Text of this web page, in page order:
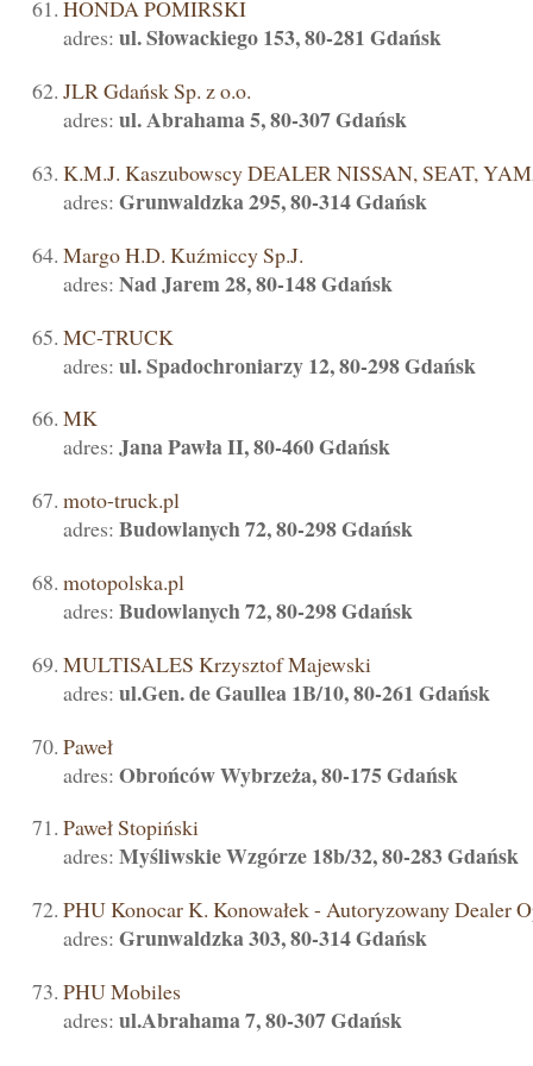
HONDA POMIRSKI
adres: ul. Słowackiego 153, 80-281 Gdańsk
JLR Gdańsk Sp. z o.o.
adres: ul. Abrahama 5, 80-307 Gdańsk
K.M.J. Kaszubowscy DEALER NISSAN, SEAT,
adres: Grunwaldzka 295, 80-314 Gdańsk
Margo H.D. Kuźmiccy Sp.J.
adres: Nad Jarem 28, 80-148 Gdańsk
MC-TRUCK
adres: ul. Spadochroniarzy 12, 80-298 Gdańsk
MK
adres: Jana Pawła II, 80-460 Gdańsk
moto-truck.pl
adres: Budowlanych 72, 80-298 Gdańsk
motopolska.pl
adres: Budowlanych 72, 80-298 Gdańsk
MULTISALES Krzysztof Majewski
adres: ul.Gen. de Gaullea 1B/10, 80-261 Gdańsk
Paweł
adres: Obrońców Wybrzeża, 80-175 Gdańsk
Paweł Stopiński
adres: Myśliwskie Wzgórze 18b/32, 80-283 Gdańsk
PHU Konocar K. Konowałek - Autoryzowany Dealer
adres: Grunwaldzka 303, 80-314 Gdańsk
PHU Mobiles
adres: ul.Abrahama 7, 80-307 Gdańsk